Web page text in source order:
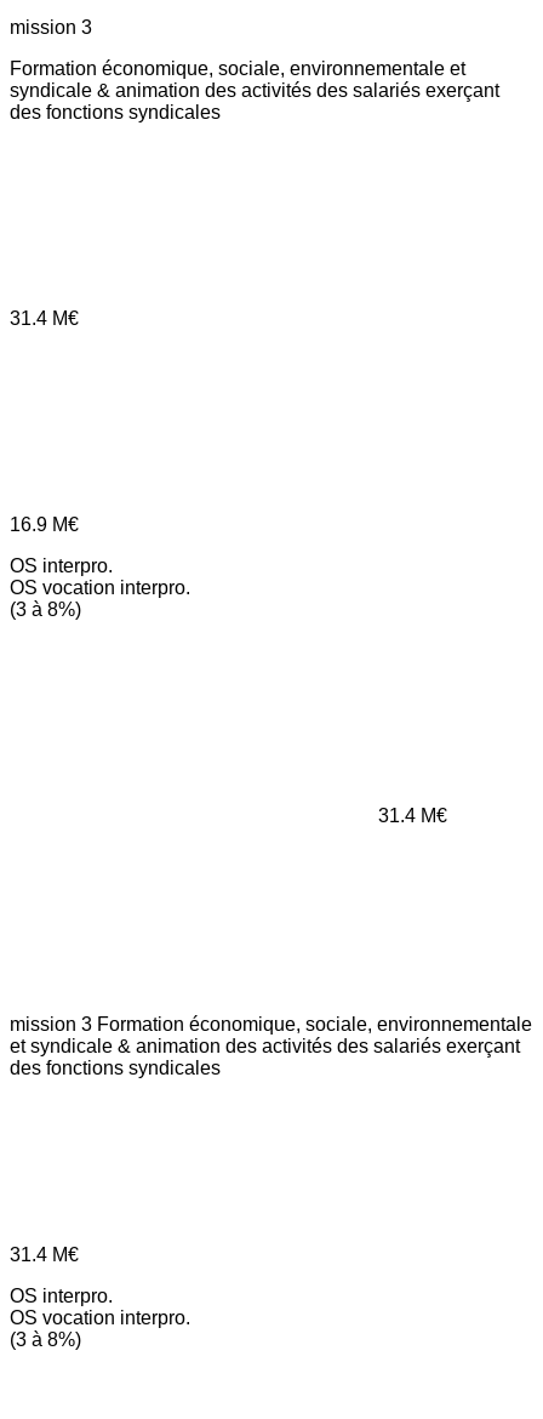
mission 3
Formation économique, sociale, environnementale et
syndicale & animation des activités des salariés exerçant
des fonctions syndicales
31.4 M€
16.9 M€
OS interpro.
OS vocation interpro.
(3 à 8%)
31.4 M€
mission 3 Formation économique, sociale, environnementale
et syndicale & animation des activités des salariés exerçant
des fonctions syndicales
31.4 M€
OS interpro.
OS vocation interpro.
(3 à 8%)